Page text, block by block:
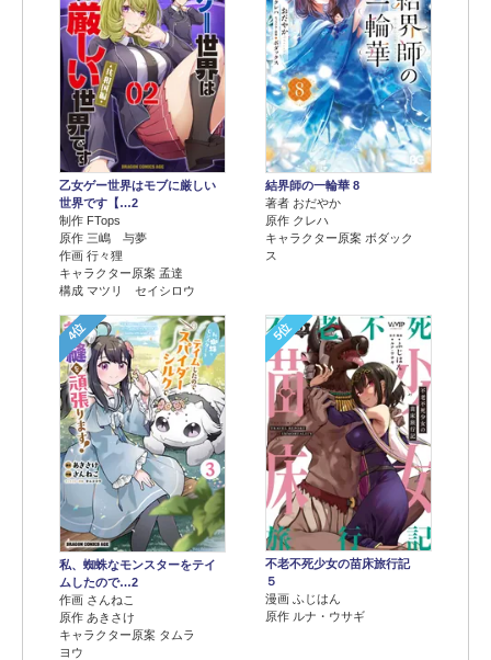
乙女ゲー世界はモブに厳しい
世界です【…2
制作 FTops
原作 三嶋 与夢
作画 行々狸
キャラクター原案 孟達
構成 マツリ セイシロウ
結界師の一輪華 8
著者 おだやか
原作 クレハ
キャラクター原案 ボダック
ス
4位
私、蜘蛛なモンスターをテイ
ムしたので…2
作画 さんねこ
原作 あきさけ
キャラクター原案 タムラ
ヨウ
5位
不老不死少女の苗床旅行記
５
漫画 ふじはん
原作 ルナ・ウサギ